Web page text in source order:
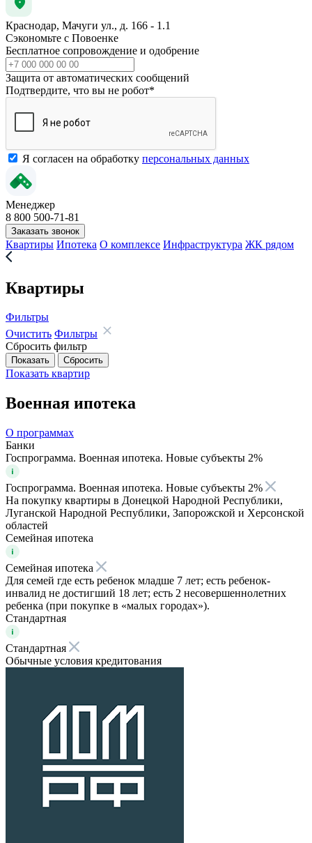
Краснодар, Мачуги ул., д. 166 - 1.1
Сэкономьте с Повоенке
Бесплатное сопровождение и одобрение
Защита от автоматических сообщений
Подтвердите, что вы не робот*
Я согласен на обработку персональных данных
Менеджер
8 800 500-71-81
Заказать звонок
Квартиры Ипотека О комплексе Инфраструктура ЖК рядом
Квартиры
Фильтры
Очистить Фильтры
Сбросить фильтр
Показать квартир
Военная ипотека
О программах
Банки
Госпрограмма. Военная ипотека. Новые субъекты 2%
Госпрограмма. Военная ипотека. Новые субъекты 2%
На покупку квартиры в Донецкой Народной Республики,
Луганской Народной Республики, Запорожской и Херсонской
областей
Семейная ипотека
Семейная ипотека
Для семей где есть ребенок младше 7 лет; есть ребенок-
инвалид не достигший 18 лет; есть 2 несовершеннолетних
ребенка (при покупке в «малых городах»).
Стандартная
Стандартная
Обычные условия кредитования